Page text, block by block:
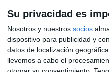
Su privacidad es
Nosotros y nuestros socios
dispositivo para publicidad y
datos de localización
llevemos a cabo el